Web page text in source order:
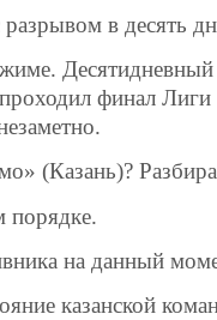
в десять
финал Лиги
тно.
(Казань)?
порядке.
на данный
казанской